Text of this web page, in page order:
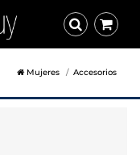
Mujeres Accesorios